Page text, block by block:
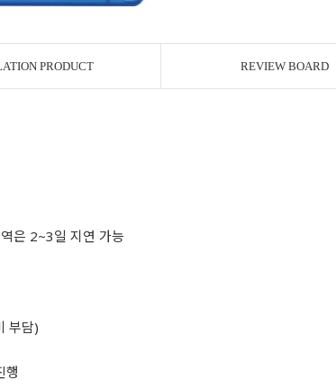
PRODUCT REVIEW BOARD
은 2~3일 지연 가능
부담)
행